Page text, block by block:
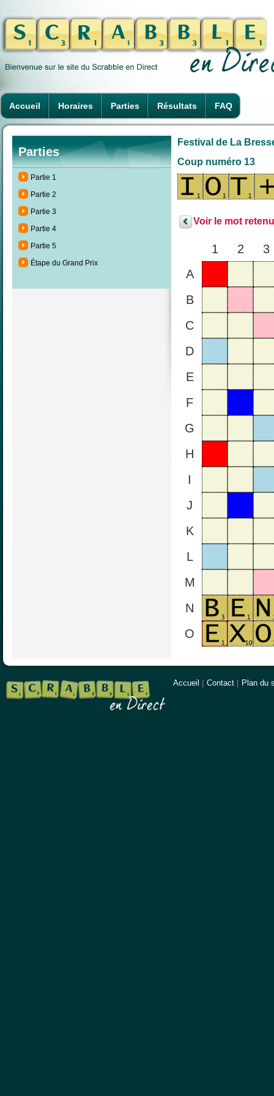
Accueil Horaires Parties Résultats FAQ
Parties
Partie 1
Partie 2
Partie 3
Partie 4
Partie 5
Étape du Grand Prix
Festival de La
Coup numéro 13
Voir le mot
1 2
3
A
B
C
D
E
F
G
H
I
J
K
L
M
N
O
Accueil Contact Plan du